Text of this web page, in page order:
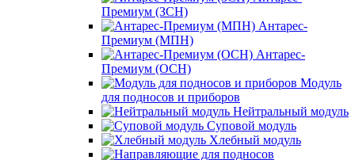
Премиум (ЗСН)
Антарес-
Премиум (МПН)
Антарес-
Премиум (ОСН)
Модуль
для подносов и приборов
Нейтральный модуль
Суповой модуль
Хлебный модуль